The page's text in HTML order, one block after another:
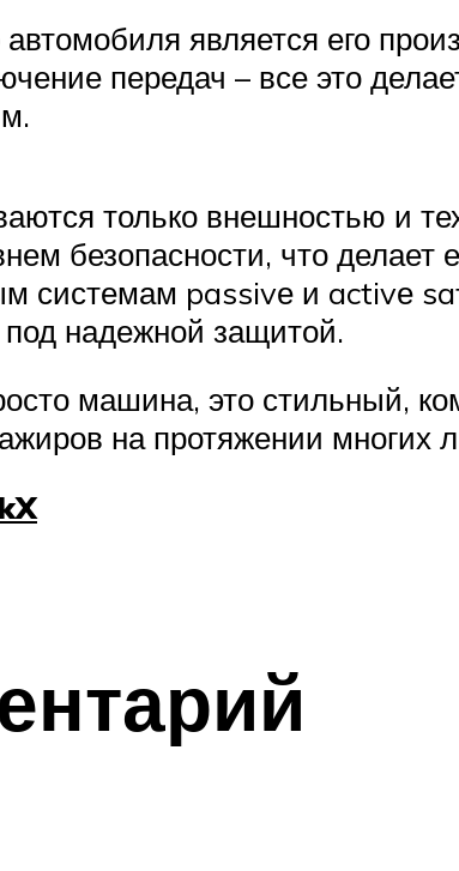
является его
передач – все это
только внешностью и
безопасности, что
системам passivе и activе
надежной защитой.
машина, это стильный,
на протяжении многих
X